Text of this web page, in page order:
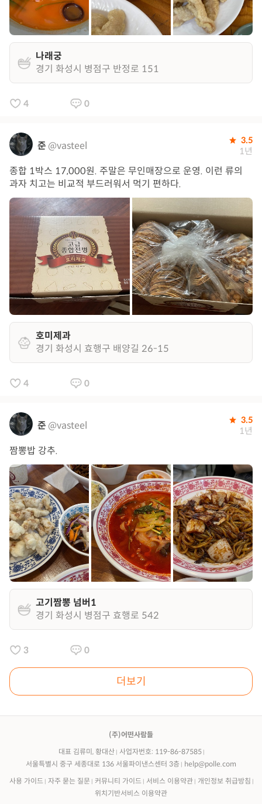
나래궁
경기 화성시 병점구 반정로 151
4 0
준 @vasteel 3.5
1년
종합 1박스 17,000원. 주말은 무인매장으로 운영. 이런 류의
과자 치고는 비교적 부드러워서 먹기 편하다.
호미제과
경기 화성시 효행구 배양길 26-15
4 0
준 @vasteel 3.5
1년
짬뽕밥 강추.
고기짬뽕 넘버1
경기 화성시 병점구 효행로 542
3 0
더보기
(주)어떤사람들
대표 김류미, 황대산
사업자번호: 119-86-87585
서울특별시 중구 세종대로 136 서울파이낸스센터 3층
help@polle.com
사용 가이드 자주 묻는 질문 커뮤니티 가이드 서비스 이용약관
개인정보 취급방침
위치기반서비스 이용약관